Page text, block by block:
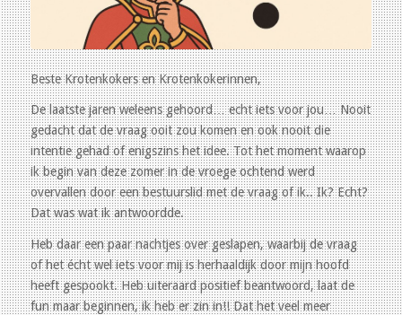
Beste Krotenkokers en Krotenkokerinnen,
De laatste jaren weleens gehoord… echt iets voor jou… Nooit
gedacht dat de vraag ooit zou komen en ook nooit die
intentie gehad of enigszins het idee. Tot het moment waarop
ik begin van deze zomer in de vroege ochtend werd
overvallen door een bestuurslid met de vraag of ik.. Ik? Echt?
Dat was wat ik antwoordde.
Heb daar een paar nachtjes over geslapen, waarbij de vraag
of het écht wel iets voor mij is herhaaldijk door mijn hoofd
heeft gespookt. Heb uiteraard positief beantwoord, laat de
fun maar beginnen, ik heb er zin in!! Dat het veel meer